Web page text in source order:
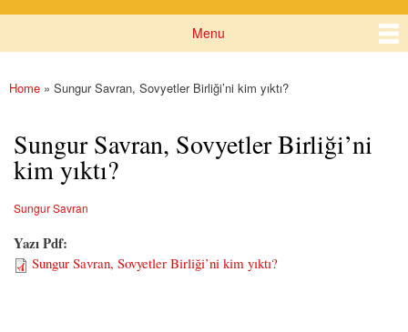
Menu
You are here
Home » Sungur Savran, Sovyetler Birliği’ni kim yıktı?
Sungur Savran, Sovyetler Birliği’ni
kim yıktı?
Sungur Savran
Yazı Pdf:
Sungur Savran, Sovyetler Birliği’ni kim yıktı?